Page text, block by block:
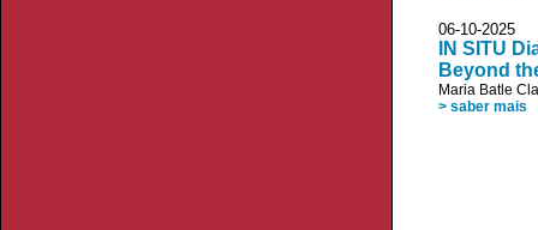
06-10-
IN SITU
Beyond
Maria Batle
> saber mais